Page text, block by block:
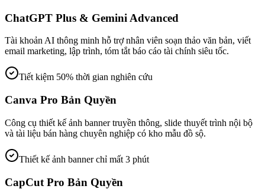
ChatGPT Plus & Gemini Advanced
Tài khoản AI thông minh hỗ trợ nhân viên soạn thảo văn bản, viết
email marketing, lập trình, tóm tắt báo cáo tài chính siêu tốc.
Tiết kiệm 50% thời gian nghiên cứu
Canva Pro Bản Quyền
Công cụ thiết kế ảnh banner truyền thông, slide thuyết trình nội bộ
và tài liệu bán hàng chuyên nghiệp có kho mẫu đồ sộ.
Thiết kế ảnh banner chỉ mất 3 phút
CapCut Pro Bản Quyền